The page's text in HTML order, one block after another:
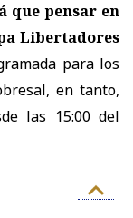
que pensar en
Libertadores
para los
en tanto,
las 15:00 del